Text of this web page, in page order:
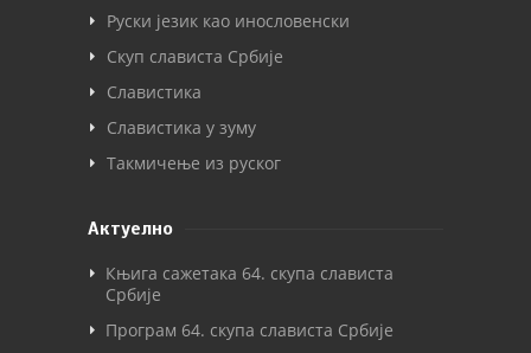
Руски језик као инословенски
Скуп слависта Србије
Славистика
Славистика у зуму
Такмичење из руског
Актуелно
Књига сажетака 64. скупа слависта
Србије
Програм 64. скупа слависта Србије